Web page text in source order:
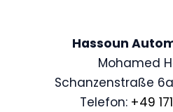
Hassoun
Mohamed
Schanzenstraße
Telefon: +49